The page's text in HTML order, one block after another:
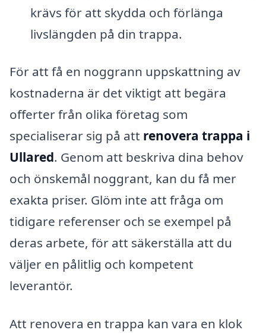
krävs för att skydda och förlänga
livslängden på din trappa.
För att få en noggrann uppskattning av
kostnaderna är det viktigt att begära
offerter från olika företag som
specialiserar sig på att renovera trappa i
Ullared. Genom att beskriva dina behov
och önskemål noggrant, kan du få mer
exakta priser. Glöm inte att fråga om
tidigare referenser och se exempel på
deras arbete, för att säkerställa att du
väljer en pålitlig och kompetent
leverantör.
Att renovera en trappa kan vara en klok